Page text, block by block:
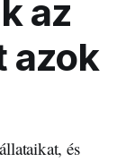
az
azok
és